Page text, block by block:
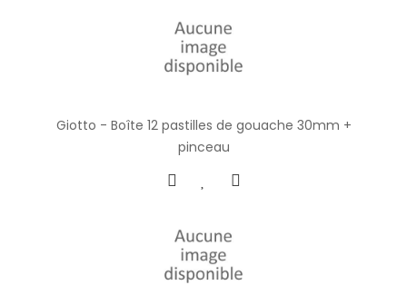
Giotto - Boîte 12 pastilles de gouache 30mm +
pinceau